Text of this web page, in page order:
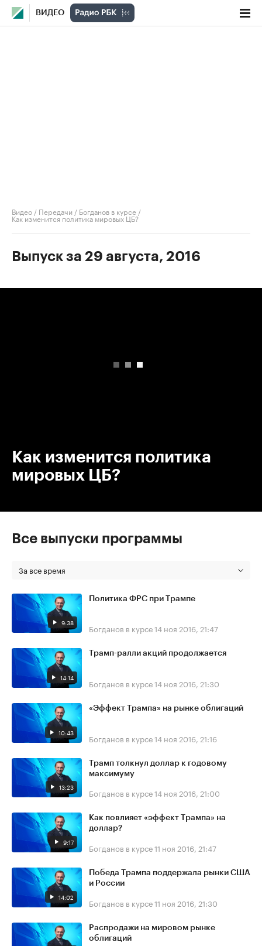
ВИДЕО
Видео / Передачи / Богданов в курсе /
Как изменится политика мировых ЦБ?
Выпуск за 29 августа, 2016
Как изменится политика
мировых ЦБ?
Все выпуски программы
За все время
9:38
Политика ФРС при Трампе
Богданов в курсе14 ноя 2016, 21:47
14:14
Трамп-ралли акций продолжается
Богданов в курсе14 ноя 2016, 21:30
10:43
«Эффект Трампа» на рынке облигаций
Богданов в курсе14 ноя 2016, 21:16
13:23
Трамп толкнул доллар к годовому
максимуму
Богданов в курсе14 ноя 2016, 21:00
9:17
Как повлияет «эффект Трампа» на
доллар?
Богданов в курсе11 ноя 2016, 21:47
14:02
Победа Трампа поддержала рынки США
и России
Богданов в курсе11 ноя 2016, 21:30
Распродажи на мировом рынке
облигаций